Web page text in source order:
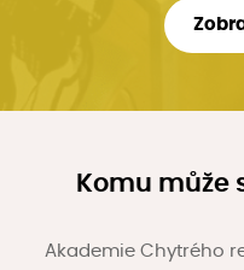
Komu může
Akademie Chytrého